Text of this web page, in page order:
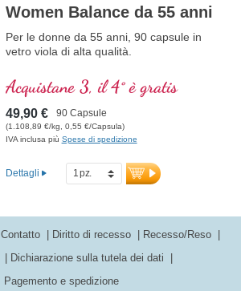
Women Balance da 55 anni
Per le donne da 55 anni, 90 capsule in
vetro viola di alta qualità.
Acquistane 3, il 4° è gratis
49,90 € 90 Capsule
(1.108,89 €/kg, 0,55 €/Capsula)
IVA inclusa più Spese di spedizione
Dettagli
Contatto Diritto di recesso
Recesso/Reso
Dichiarazione sulla tutela dei dati
Pagemento e spedizione